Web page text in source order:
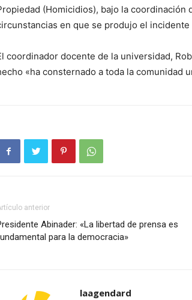
(Homicidios), bajo la
en que se produjo el
coordinador docente de la universidad,
«ha consternado a toda la comunidad
anterior
Abinader: «La libertad de prensa es
para la democracia»
laagendard